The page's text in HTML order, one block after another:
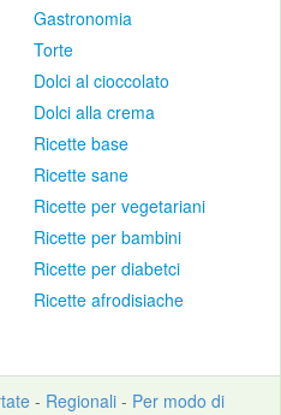
Gastronomia
Torte
Dolci al cioccolato
Dolci alla crema
Ricette base
Ricette sane
Ricette per vegetariani
Ricette per bambini
Ricette per diabetci
Ricette afrodisiache
- Regionali - Per modo di